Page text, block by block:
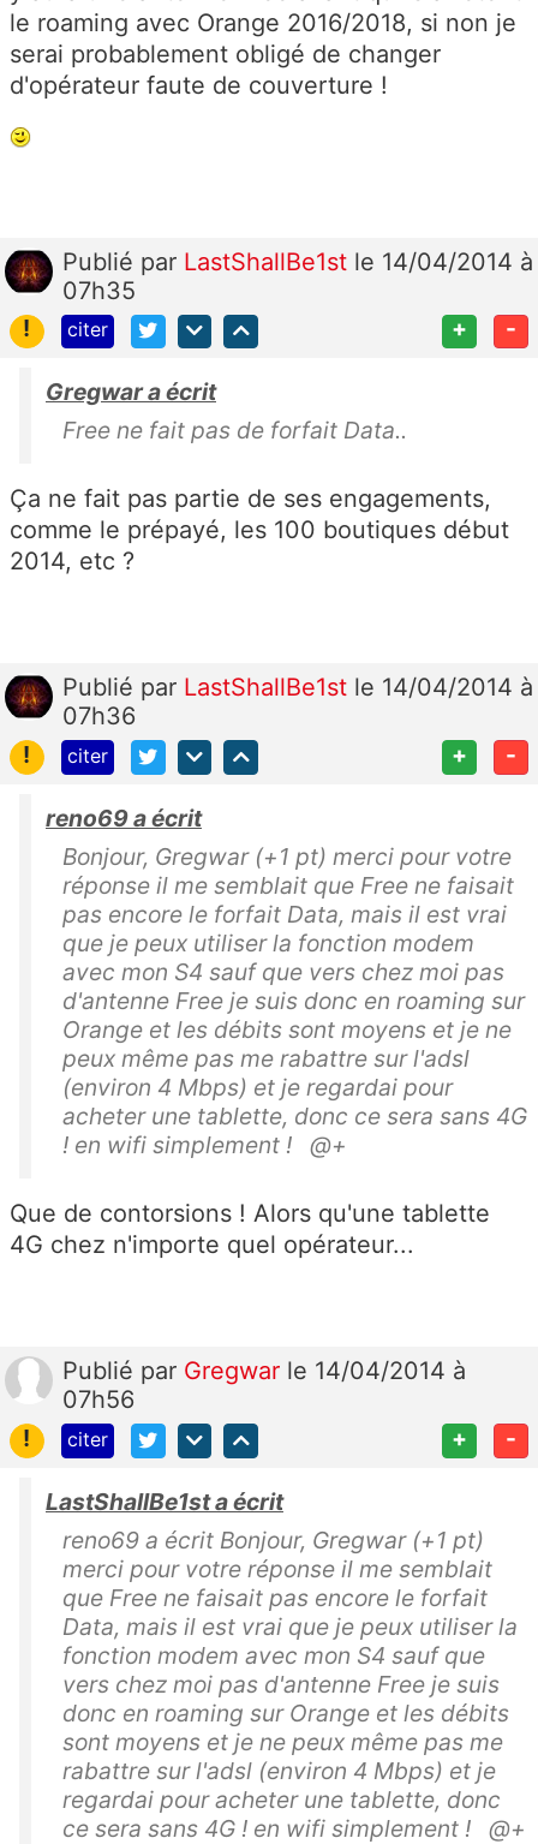
le roaming avec Orange 2016/2018, si non je
serai probablement obligé de changer
d'opérateur faute de couverture !
Publié par LastShallBe1st le 14/04/2014 à
07h35
!
citer + -
Gregwar a écrit
Free ne fait pas de forfait Data..
Ça ne fait pas partie de ses engagements,
comme le prépayé, les 100 boutiques début
2014, etc ?
Publié par LastShallBe1st le 14/04/2014 à
07h36
!
citer + -
reno69 a écrit
Bonjour, Gregwar (+1 pt) merci pour votre
réponse il me semblait que Free ne faisait
pas encore le forfait Data, mais il est vrai
que je peux utiliser la fonction modem
avec mon S4 sauf que vers chez moi pas
d'antenne Free je suis donc en roaming sur
Orange et les débits sont moyens et je ne
peux même pas me rabattre sur l'adsl
(environ 4 Mbps) et je regardai pour
acheter une tablette, donc ce sera sans 4G
! en wifi simplement ! @+
Que de contorsions ! Alors qu'une tablette
4G chez n'importe quel opérateur...
Publié par Gregwar le 14/04/2014 à
07h56
!
citer + -
LastShallBe1st a écrit
reno69 a écrit Bonjour, Gregwar (+1 pt)
merci pour votre réponse il me semblait
que Free ne faisait pas encore le forfait
Data, mais il est vrai que je peux utiliser la
fonction modem avec mon S4 sauf que
vers chez moi pas d'antenne Free je suis
donc en roaming sur Orange et les débits
sont moyens et je ne peux même pas me
rabattre sur l'adsl (environ 4 Mbps) et je
regardai pour acheter une tablette, donc
ce sera sans 4G ! en wifi simplement ! @+